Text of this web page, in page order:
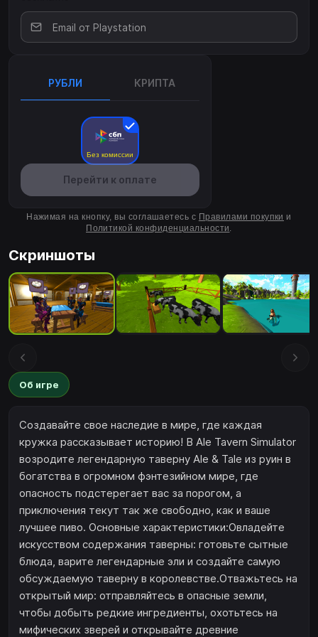
гостеприимства и героизма начинается сейчас — королевство
ждет своего следующего легендарного владельца таверны!
РУБЛИ КРИПТА
Без комиссии
Перейти к оплате
Нажимая на кнопку, вы соглашаетесь с Правилами покупки и
Политикой конфиденциальности.
Скриншоты
Об игре
Создавайте свое наследие в мире, где каждая
кружка рассказывает историю! В Ale Tavern Simulator
возродите легендарную таверну Ale & Tale из руин в
богатства в огромном фэнтезийном мире, где
опасность подстерегает вас за порогом, а
приключения текут так же свободно, как и ваше
лучшее пиво. Основные характеристики:Овладейте
искусством содержания таверны: готовьте сытные
блюда, варите легендарные эли и создайте самую
обсуждаемую таверну в королевстве.Отважьтесь на
открытый мир: отправляйтесь в опасные земли,
чтобы добыть редкие ингредиенты, охотьтесь на
мифических зверей и открывайте древние